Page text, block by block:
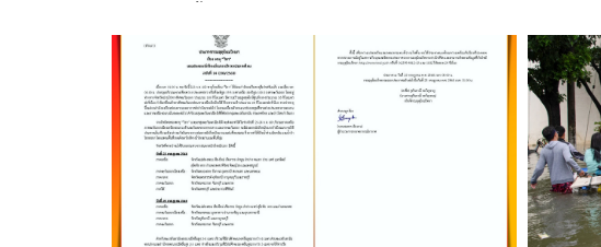
เสริมยุทโธปกรณ์กองทัพหนุนการทำงาน ปภ.